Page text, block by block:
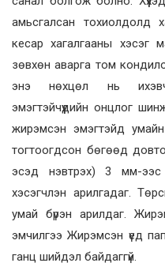
амьсгалсан тохиолдолд
кесар хагалгааны хэсэг
зөвхөн аварга том
энэ нөхцөл нь
эмэгтэйчүүдийн онцлог
жирэмсэн эмэгтэйд умайн
тогтоогдсон бөгөөд
эсэд нэвтрэх) 3 мм-ээс
хэсэгчлэн арилгадаг.
умай бүрэн арилдаг.
эмчилгээ Жирэмсэн үед
ганц шийдэл байдаггүй.